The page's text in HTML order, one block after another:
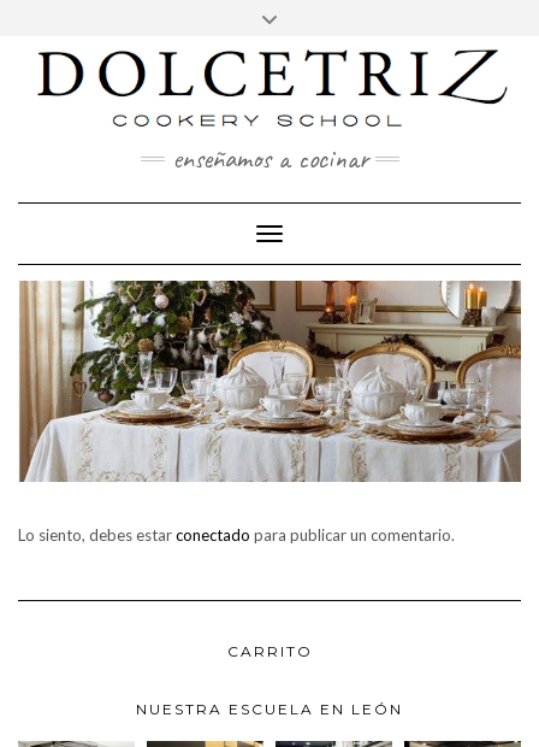
contenido
SOCIALES
Alternar
cabecera
enseñamos a cocinar
Cambiar modo de navegación
Lo siento, debes estarconectado para publicar un comentario.
CARRITO
NUESTRA ESCUELA EN LEÓN